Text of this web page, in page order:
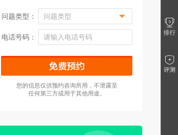
问题类型：
电话号码：
您的信息仅供预约咨询所用，不泄露至
任何第三方或用于其他用途。
排行
评测